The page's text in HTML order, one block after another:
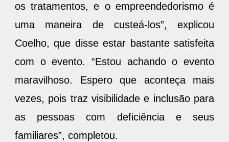
os tratamentos, e o empreendedorismo é
uma maneira de custeá-los”, explicou
Coelho, que disse estar bastante satisfeita
com o evento. “Estou achando o evento
maravilhoso. Espero que aconteça mais
vezes, pois traz visibilidade e inclusão para
as pessoas com deficiência e seus
familiares”, completou.